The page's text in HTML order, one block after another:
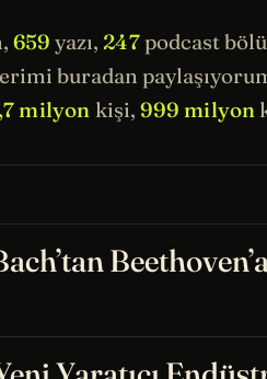
659 yazı, 247podcast
buradan
milyon kişi, 999 milyon